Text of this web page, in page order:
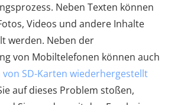
Neben Texten können
Videos und andere Inhalte
werden. Neben der
von Mobiltelefonen können auch
SD-Karten wiederhergestellt
auf dieses Problem stoßen,